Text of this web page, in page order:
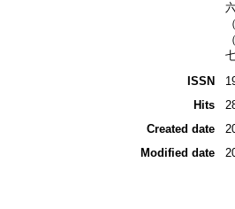
ISSN
Hits
Created date
Modified date